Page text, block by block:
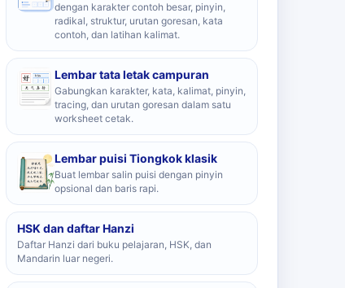
dengan karakter contoh besar, pinyin,
radikal, struktur, urutan goresan, kata
contoh, dan latihan kalimat.
Lembar tata letak campuran
Gabungkan karakter, kata, kalimat, pinyin,
tracing, dan urutan goresan dalam satu
worksheet cetak.
Lembar puisi Tiongkok klasik
Buat lembar salin puisi dengan pinyin
opsional dan baris rapi.
HSK dan daftar Hanzi
Daftar Hanzi dari buku pelajaran, HSK, dan
Mandarin luar negeri.